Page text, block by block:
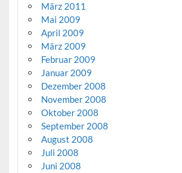
März 2011
Mai 2009
April 2009
März 2009
Februar 2009
Januar 2009
Dezember 2008
November 2008
Oktober 2008
September 2008
August 2008
Juli 2008
Juni 2008